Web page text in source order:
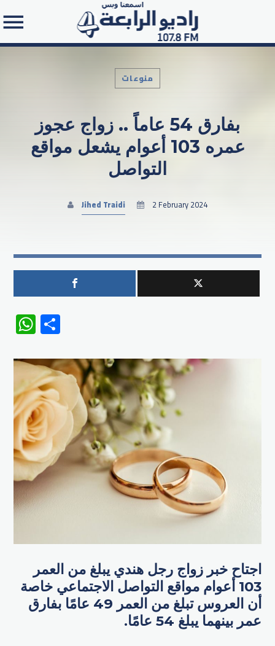
Search in the website:
منوعات
بفارق 54 عاماً .. زواج عجوز
عمره 103 أعوام يشعل مواقع
التواصل
Jihed Traidi 2 February 2024
WhatsApp
اجتاح خبر زواج رجل هندي يبلغ من العمر
103 أعوام مواقع التواصل الاجتماعي خاصة
أن العروس تبلغ من العمر 49 عامًا بفارق
عمر بينهما يبلغ 54 عامًا.